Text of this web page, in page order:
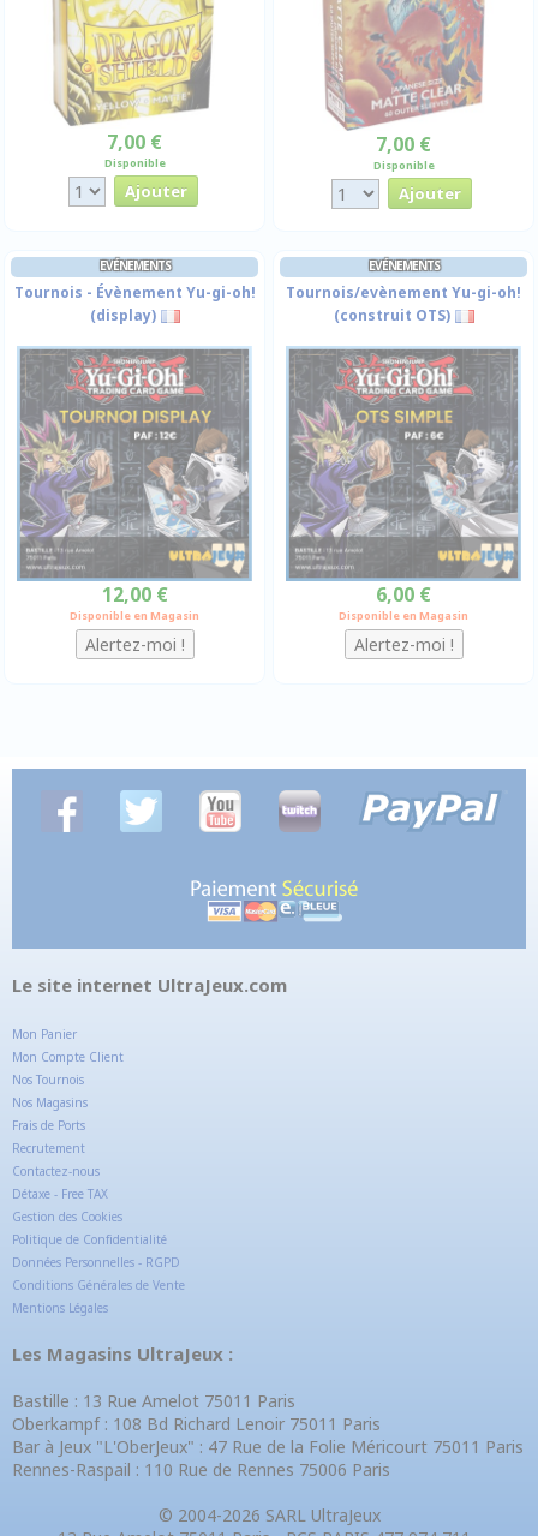
7,00 €
Disponible
7,00 €
Disponible
EVÉNEMENTS
Tournois - Évènement Yu-gi-oh!
(display)
12,00 €
Disponible en Magasin
EVÉNEMENTS
Tournois/evènement Yu-gi-oh!
(construit OTS)
6,00 €
Disponible en Magasin
Le site internet UltraJeux.com
Mon Panier
Mon Compte Client
Nos Tournois
Nos Magasins
Frais de Ports
Recrutement
Contactez-nous
Détaxe - Free TAX
Gestion des Cookies
Politique de Confidentialité
Données Personnelles - RGPD
Conditions Générales de Vente
Mentions Légales
Les Magasins UltraJeux :
Bastille : 13 Rue Amelot 75011 Paris
Oberkampf : 108 Bd Richard Lenoir 75011 Paris
Bar à Jeux "L'OberJeux" : 47 Rue de la Folie Méricourt 75011 Paris
Rennes-Raspail : 110 Rue de Rennes 75006 Paris
© 2004-2026 SARL UltraJeux